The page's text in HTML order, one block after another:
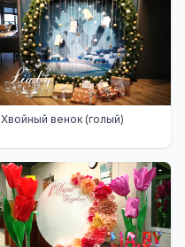
Хвойный венок (голый)